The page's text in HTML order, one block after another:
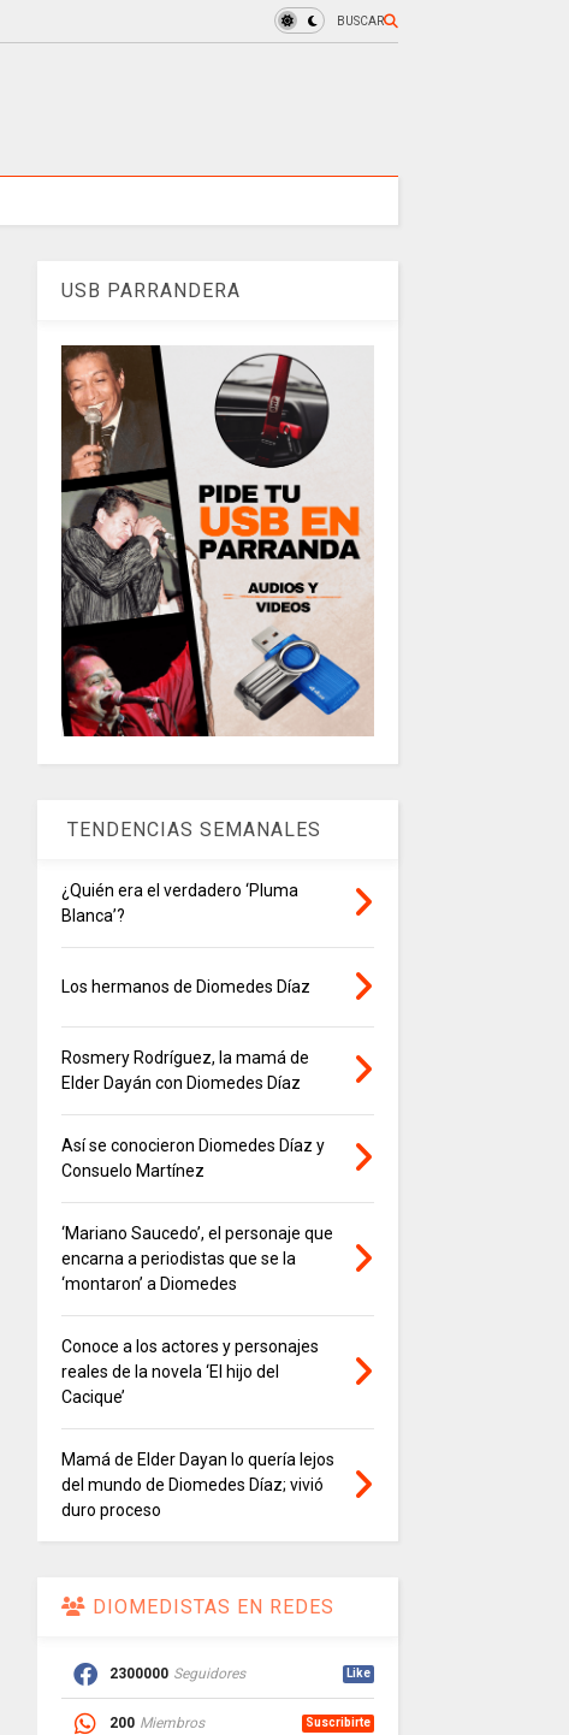
BUSCAR
USB PARRANDERA
TENDENCIAS SEMANALES
¿Quién era el verdadero ‘Pluma
Blanca’?
Los hermanos de Diomedes Díaz
Rosmery Rodríguez, la mamá de
Elder Dayán con Diomedes Díaz
Así se conocieron Diomedes Díaz y
Consuelo Martínez
‘Mariano Saucedo’, el personaje que
encarna a periodistas que se la
‘montaron’ a Diomedes
Conoce a los actores y personajes
reales de la novela ‘El hijo del
Cacique’
Mamá de Elder Dayan lo quería lejos
del mundo de Diomedes Díaz; vivió
duro proceso
DIOMEDISTAS EN REDES
2300000 Seguidores Like
200 Miembros Suscribirte